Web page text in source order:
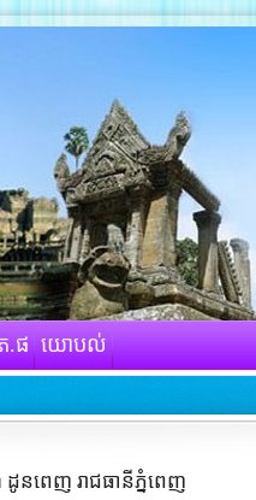
.ផ យោបល់
ដូនពេញ រាជធានីភ្នំពេញ